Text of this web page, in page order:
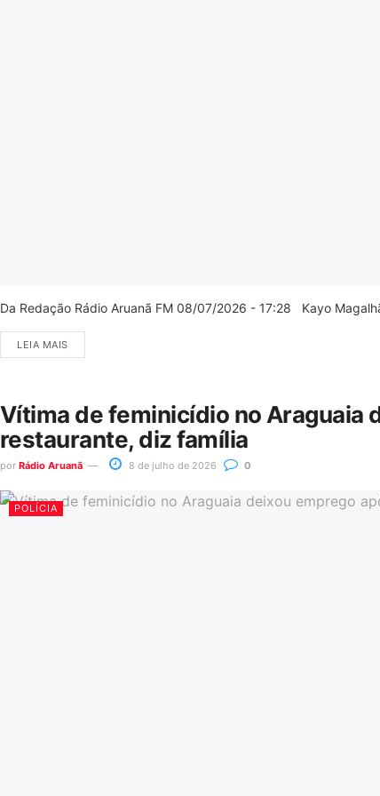
Da Redação Rádio Aruanã FM 08/07/2026 - 17:28 Kayo
LEIA MAIS
Vítima de feminicídio no Araguaia
restaurante, diz família
por Rádio Aruanã 8 de julho de 2026 0
POLÍCIA